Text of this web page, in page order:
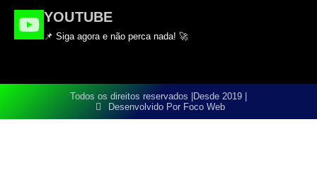
YOUTUBE
📌 Siga agora e não perca nada! 🚀
Todos os direitos reservados |
Desde 2019 |
Desenvolvido Por Foco Web